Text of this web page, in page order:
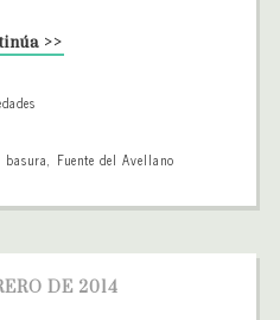
>>
basura, Fuente del Avellano
DE 2014